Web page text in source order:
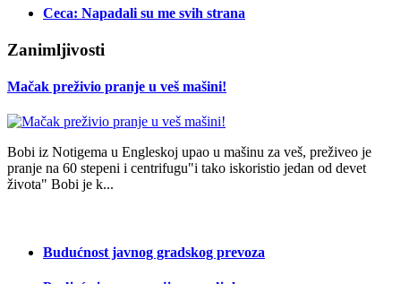
Ceca: Napadali su me svih strana
Zanimljivosti
Mačak preživio pranje u veš mašini!
Bobi iz Notigema u Engleskoj upao u mašinu za veš, preživeo je
pranje na 60 stepeni i centrifugu"i tako iskoristio jedan od devet
života" Bobi je k...
Budućnost javnog gradskog prevoza